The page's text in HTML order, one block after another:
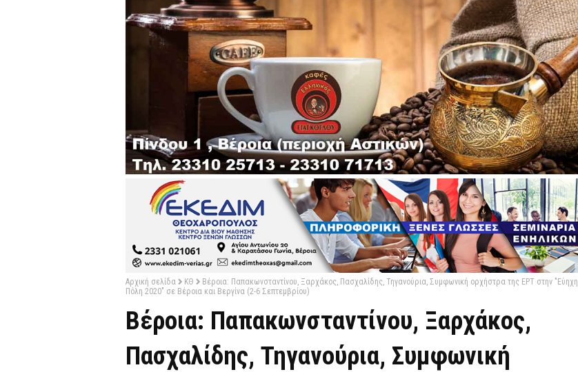
Αρχική σελίδα ΚΘ
Βέροια: Παπακωνσταντίνου, Ξαρχάκος, Πασχαλίδης, Τηγανούρια, Συμφωνική ορχήστρα της ΕΡΤ στην "Εύηχη
Πόλη 2020" σε Βέροια και Βεργίνα (2-6 Σεπτεμβρίου)
Βέροια: Παπακωνσταντίνου, Ξαρχάκος,
Πασχαλίδης, Τηγανούρια, Συμφωνική